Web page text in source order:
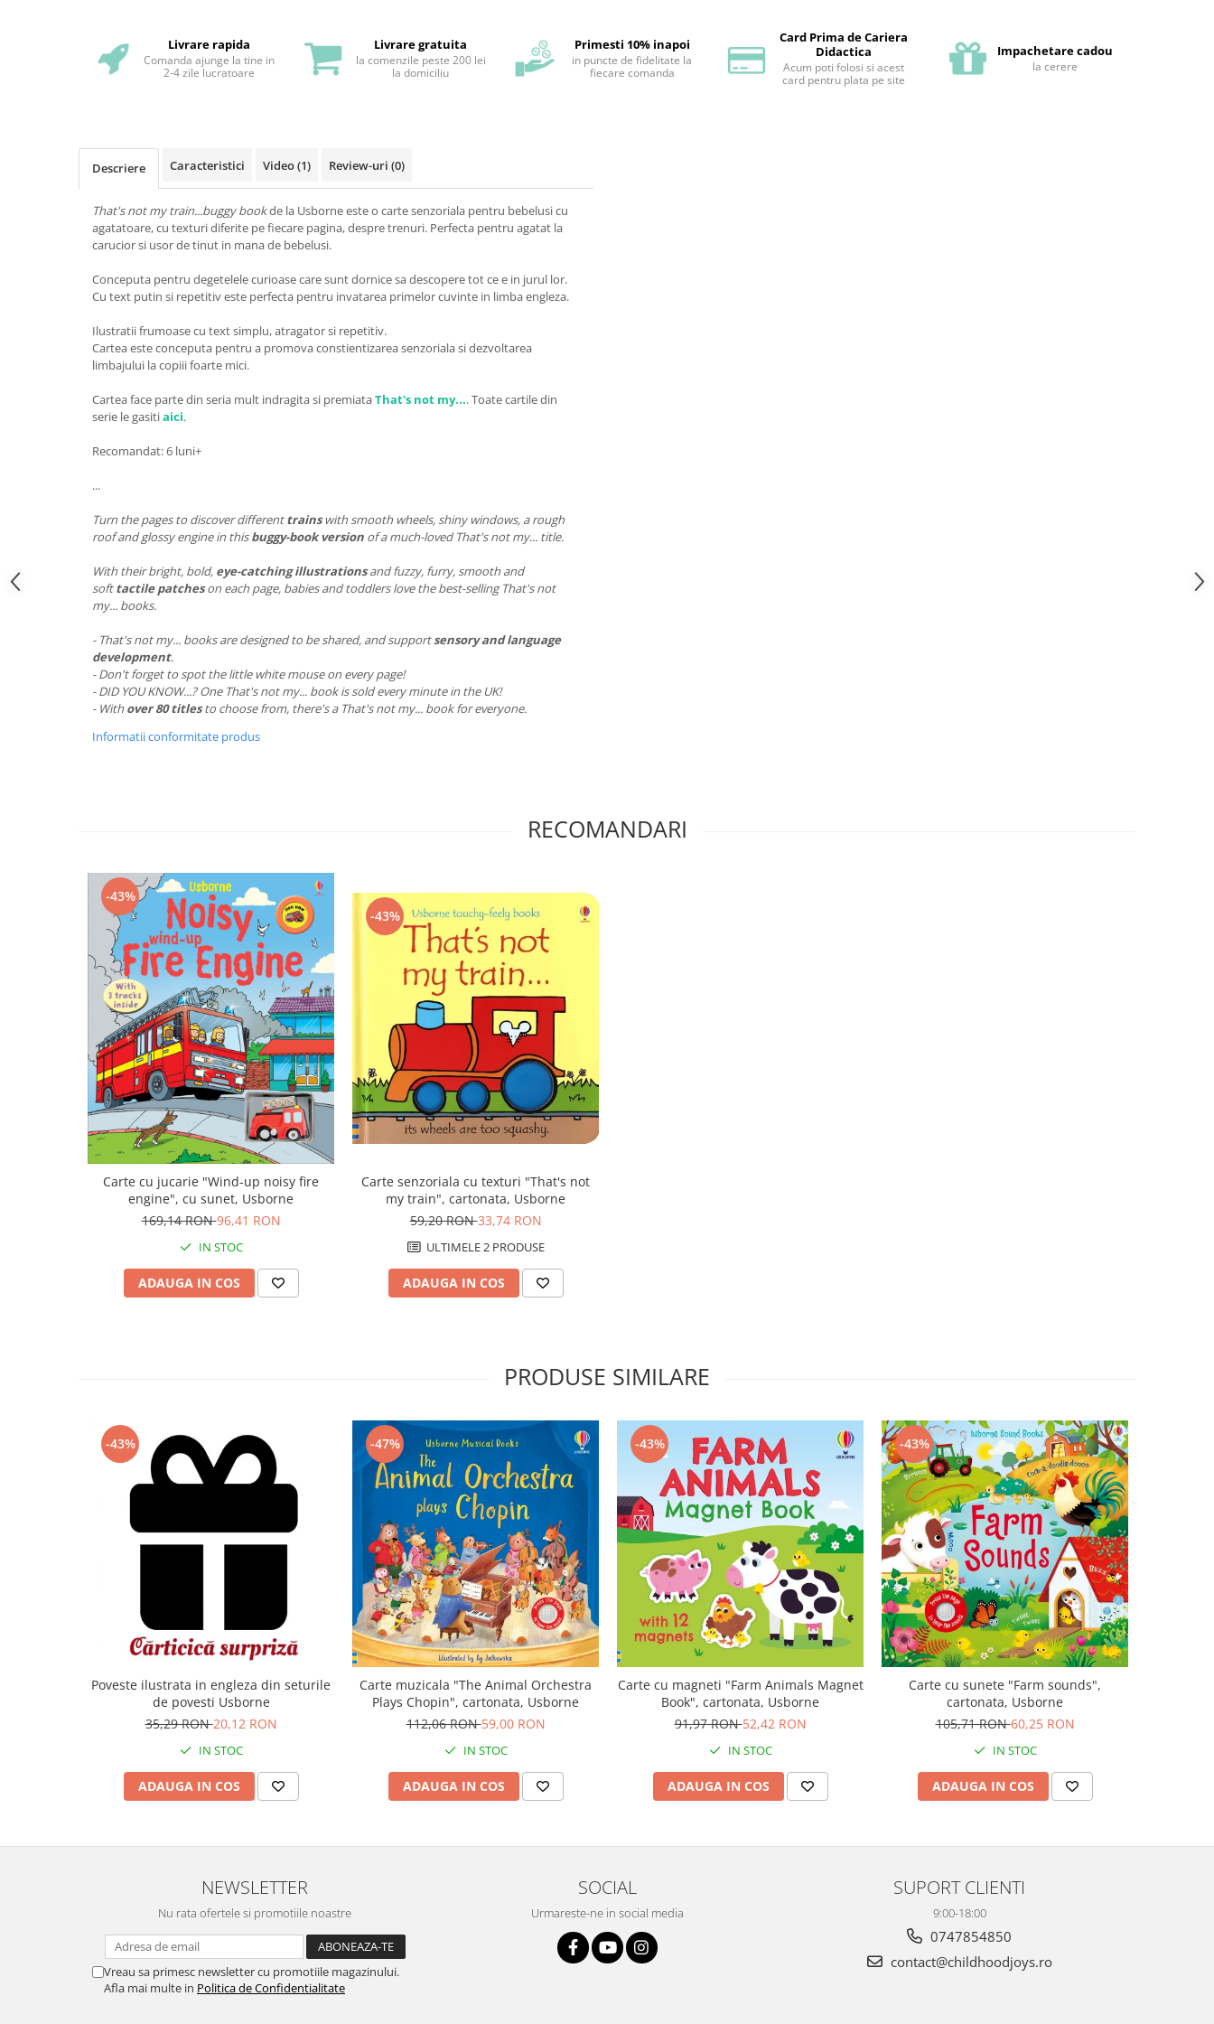
Livrare rapida
Comanda ajunge la tine in
2-4 zile lucratoare
Livrare gratuita
la comenzile peste 200 lei
la domiciliu
Primesti 10% inapoi
in puncte de fidelitate la
fiecare comanda
Card Prima de Cariera
Didactica
Acum poti folosi si acest
card pentru plata pe site
Impachetare cadou
la cerere
Descriere Caracteristici Video(1) Review-uri (0)
That's not my train...buggy bookde la Usborne este o carte senzoriala pentru bebelusi cu
agatatoare, cu texturi diferite pe fiecare pagina, despre trenuri. Perfecta pentru agatat la
carucior si usor de tinut in mana de bebelusi.
Conceputa pentru degetelele curioase care sunt dornice sa descopere tot ce e in jurul lor.
Cu text putin si repetitiv este perfecta pentru invatarea primelor cuvinte in limba engleza.
Ilustratii frumoase cu text simplu, atragator si repetitiv.
Cartea este conceputa pentru a promova constientizarea senzoriala si dezvoltarea
limbajului la copiii foarte mici.
Cartea face parte din seria mult indragita si premiataThat's not my....Toate cartile din
serie le gasitiaici.
Recomandat: 6 luni+
...
Turn the pages to discover differenttrainswith smooth wheels, shiny windows, a rough
roof and glossy engine in thisbuggy-book version of a much-loved That's not my... title.
With their bright, bold, eye-catching illustrationsand fuzzy, furry, smooth and
softtactile patcheson each page, babies and toddlers love the best-selling That's not
my... books.
- That's not my... books are designed to be shared, and supportsensory and language
development.
- Don't forget to spot the little white mouse on every page!
- DID YOU KNOW...? One That's not my... book is sold every minute in the UK!
- Withover 80 titlesto choose from, there's a That's not my... book for everyone.
Informatii conformitate produs
RECOMANDARI
-43%
Carte cu jucarie "Wind-up noisy fire
engine", cu sunet, Usborne
169,14 RON96,41 RON
IN STOC
ADAUGA IN COS
-43%
Carte senzoriala cu texturi "That's not
my train", cartonata, Usborne
59,20 RON33,74 RON
ULTIMELE 2 PRODUSE
ADAUGA IN COS
PRODUSE SIMILARE
-43%
Poveste ilustrata in engleza din seturile
de povesti Usborne
35,29 RON20,12 RON
IN STOC
ADAUGA IN COS
-47%
Carte muzicala "The Animal Orchestra
Plays Chopin", cartonata, Usborne
112,06 RON59,00 RON
IN STOC
ADAUGA IN COS
-43%
Carte cu magneti "Farm Animals Magnet
Book", cartonata, Usborne
91,97 RON52,42 RON
IN STOC
ADAUGA IN COS
-43%
Carte cu sunete "Farm sounds",
cartonata, Usborne
105,71 RON60,25 RON
IN STOC
ADAUGA IN COS
NEWSLETTER
Nu rata ofertele si promotiile noastre
Vreau sa primesc newsletter cu promotiile magazinului.
Afla mai multe in Politica de Confidentialitate
SOCIAL
Urmareste-ne in social media
SUPORT CLIENTI
9:00-18:00
0747854850
contact@childhoodjoys.ro